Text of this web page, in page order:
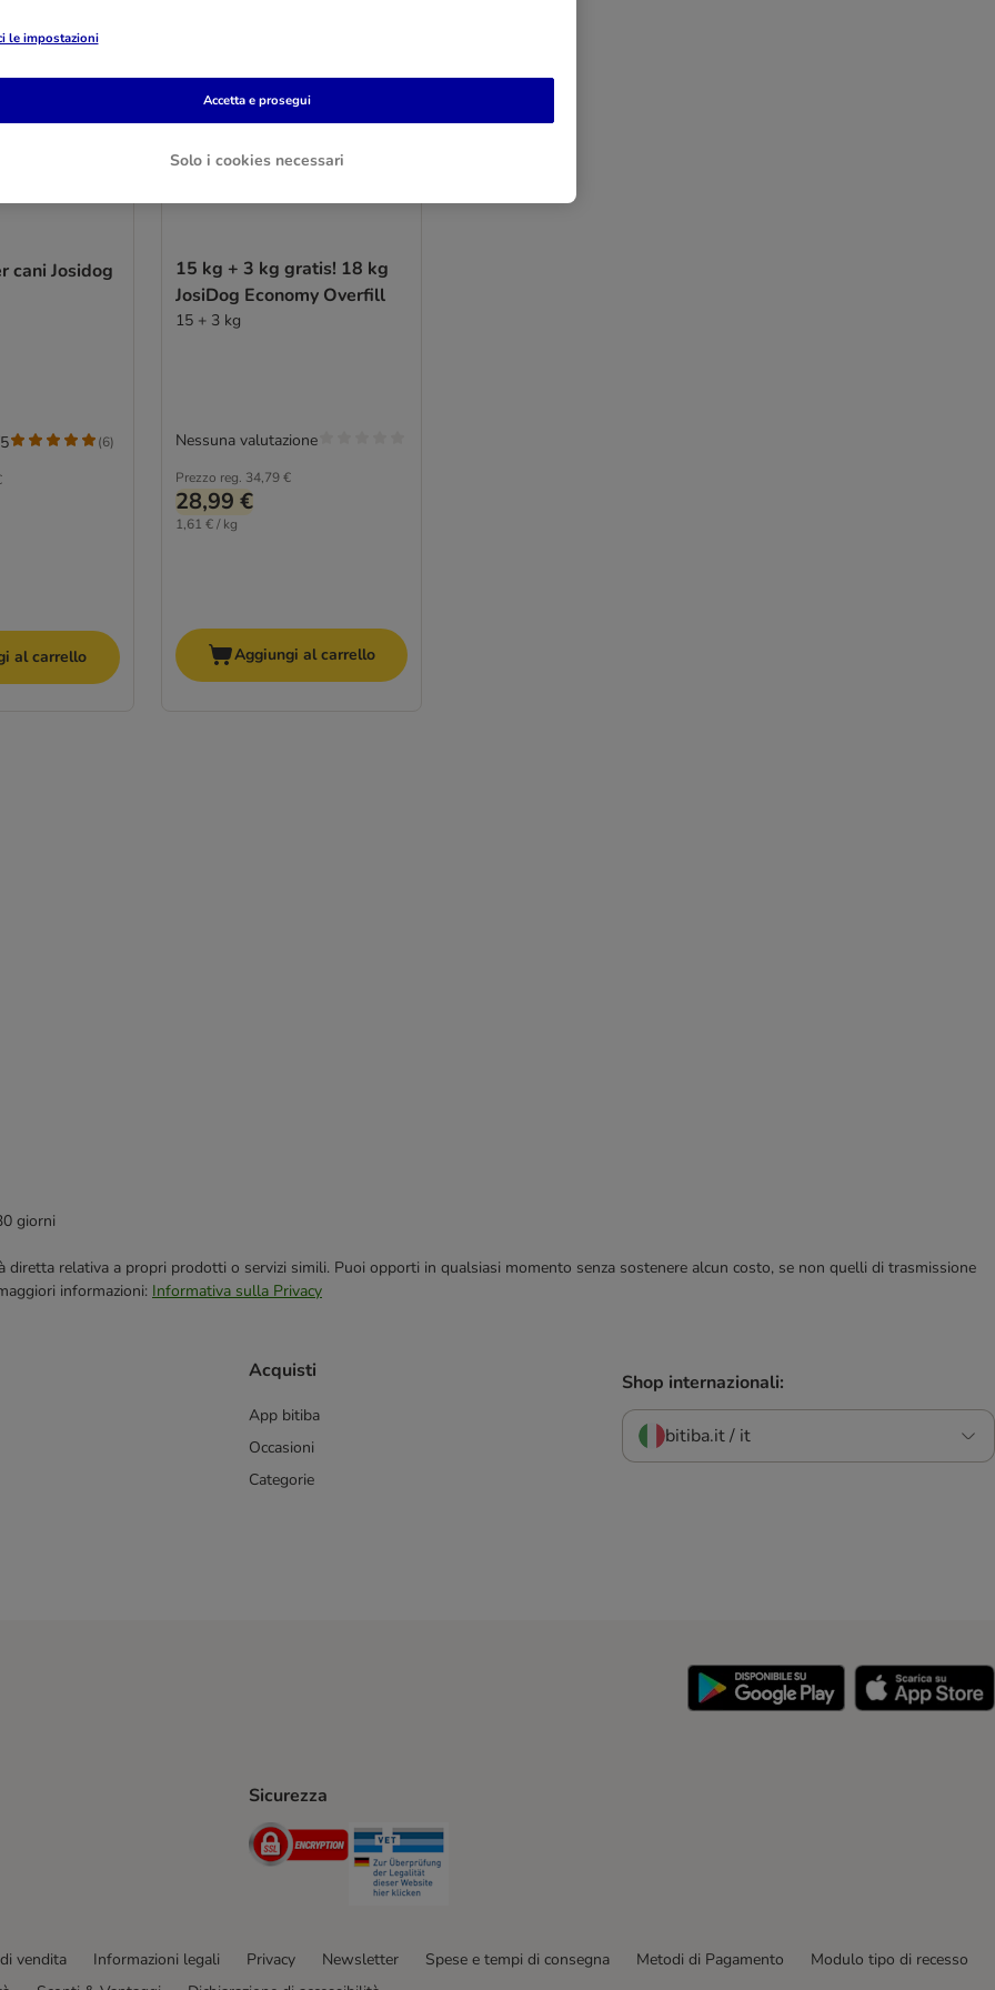
cani Josidog
(6)
al carrello
15 kg + 3 kg gratis! 18 kg
JosiDog Economy Overfill
15 + 3 kg
Prezzo reg. 34,79 €
28,99 €
1,61 € / kg
Nessuna valutazione
Aggiungi al carrello
giorni
relativa a propri prodotti o servizi simili. Puoi opporti in qualsiasi momento senza sostenere alcun costo, se non quelli di trasmissione
informazioni: Informativa sulla Privacy
Acquisti
App bitiba
Occasioni
Categorie
Shop internazionali:
bitiba.it / it
Shipping Method
Sicurezza
Security
vendita Informazioni legali Privacy Newsletter Spese e tempi di consegna Metodi di Pagamento
Modulo tipo di recesso
le impostazioni
Solo i cookies necessari
Accetta e prosegui